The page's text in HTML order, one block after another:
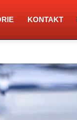
KONTAKT